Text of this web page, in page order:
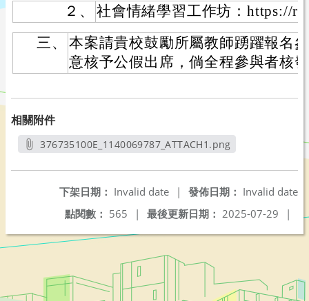
２、
社會情緒學習工作坊：https://
三、
本案請貴校鼓勵所屬教師踴躍報名
意核予公假出席，倘全程參與者核
相關附件
376735100E_1140069787_ATTACH1.png
發佈日期： Invalid date
下架日期： Invalid date
|
最後更新日期： 2025-07-29 |
點閱數： 565 |